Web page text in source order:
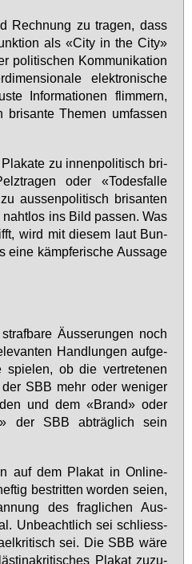
Rech­nung zu tra­gen, dass
als «Ci­ty in the Ci­ty»
po­li­ti­schen Kom­mu­ni­ka­ti­on
elek­tro­ni­sche
In­for­ma­tio­nen flim­mern,
bri­san­te The­men um­fas­sen
zu in­nen­po­li­tisch bri­
oder «To­des­fal­le
aus­sen­po­li­tisch bri­san­ten
ins Bild pas­sen. Was
wird mit die­sem laut Bun­
ei­ne kämp­fe­ri­sche Aus­sa­ge
Äus­se­run­gen noch
Hand­lun­gen auf­ge­
spie­len, ob die ver­tre­te­nen
SBB mehr oder we­ni­ger
und dem «Brand» oder
der SBB ab­träg­lich sein
auf dem Pla­kat in On­line-
be­strit­ten wor­den sei­en,
des frag­li­chen Aus­
Un­be­acht­lich sei schliess­
sei. Die SBB wä­re
Pla­kat zu­zu­